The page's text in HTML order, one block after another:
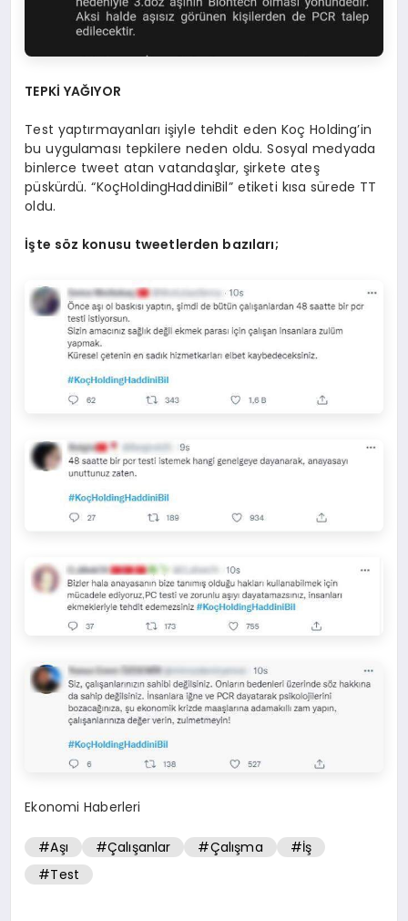
TEPKİ YAĞIYOR
Test yaptırmayanları işiyle tehdit eden Koç Holding’in
bu uygulaması tepkilere neden oldu. Sosyal medyada
binlerce tweet atan vatandaşlar, şirkete ateş
püskürdü. “KoçHoldingHaddiniBil” etiketi kısa sürede TT
oldu.
İşte söz konusu tweetlerden bazıları;
Ekonomi Haberleri
#Aşı #Çalışanlar #Çalışma
#İş
#Test